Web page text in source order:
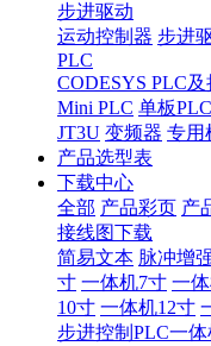
步进驱动
运动控制器 步进
PLC
CODESYS PLC及
Mini PLC 单板PLC
JT3U 变频器 专用
产品选型表
下载中心
全部 产品彩页 产
接线图下载
简易文本 脉冲增
寸 一体机7寸 一
10寸 一体机12寸
步进控制PLC一体